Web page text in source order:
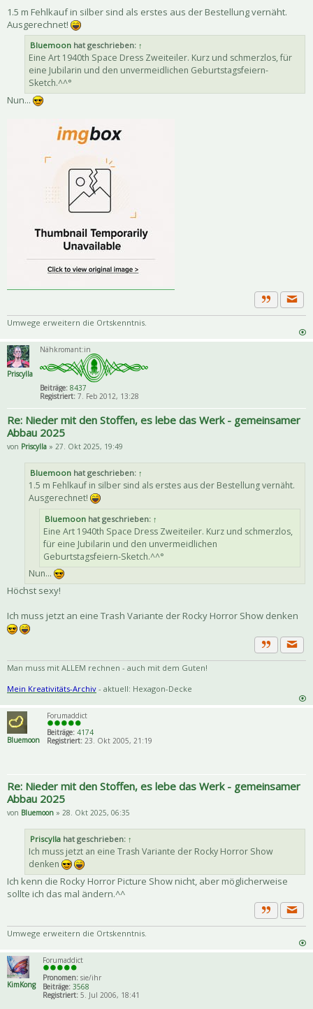
1.5 m Fehlkauf in silber sind als erstes aus der Bestellung vernäht.
Ausgerechnet!
Bluemoon hat geschrieben: ↑
Eine Art 1940th Space Dress Zweiteiler. Kurz und schmerzlos, für
eine Jubilarin und den unvermeidlichen Geburtstagsfeiern-
Sketch.^^°
Nun...
Zitat
Umwege erweitern die Ortskenntnis.
Priscylla
Nähkromant:in
Beiträge: 8437
Registriert: 7. Feb 2012, 13:28
Re: Nieder mit den Stoffen, es lebe das Werk - gemeinsamer
Abbau 2025
von Priscylla » 27. Okt 2025, 19:49
Bluemoon hat geschrieben: ↑
1.5 m Fehlkauf in silber sind als erstes aus der Bestellung vernäht.
Ausgerechnet!
Bluemoon hat geschrieben: ↑
Eine Art 1940th Space Dress Zweiteiler. Kurz und schmerzlos,
für eine Jubilarin und den unvermeidlichen
Geburtstagsfeiern-Sketch.^^°
Nun...
Höchst sexy!
Ich muss jetzt an eine Trash Variante der Rocky Horror Show denken
Zitat
Man muss mit ALLEM rechnen - auch mit dem Guten!
Mein Kreativitäts-Archiv - aktuell: Hexagon-Decke
Bluemoon
Forumaddict
Beiträge: 4174
Registriert: 23. Okt 2005, 21:19
Re: Nieder mit den Stoffen, es lebe das Werk - gemeinsamer
Abbau 2025
von Bluemoon » 28. Okt 2025, 06:35
Priscylla hat geschrieben: ↑
Ich muss jetzt an eine Trash Variante der Rocky Horror Show
denken
Ich kenn die Rocky Horror Picture Show nicht, aber möglicherweise
sollte ich das mal ändern.^^
Zitat
Umwege erweitern die Ortskenntnis.
KimKong
Forumaddict
Pronomen: sie/ihr
Beiträge: 3568
Registriert: 5. Jul 2006, 18:41